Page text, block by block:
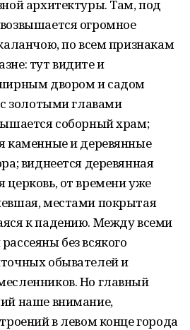
архитектуры. Там, под
огромное
по всем признакам
тут видите и
двором и садом
золотыми главами
соборный храм;
каменные и деревянные
виднеется деревянная
церковь, от времени уже
местами покрытая
к падению. Между всеми
без всякого
обывателей и
Но главный
наше внимание,
в левом конце города